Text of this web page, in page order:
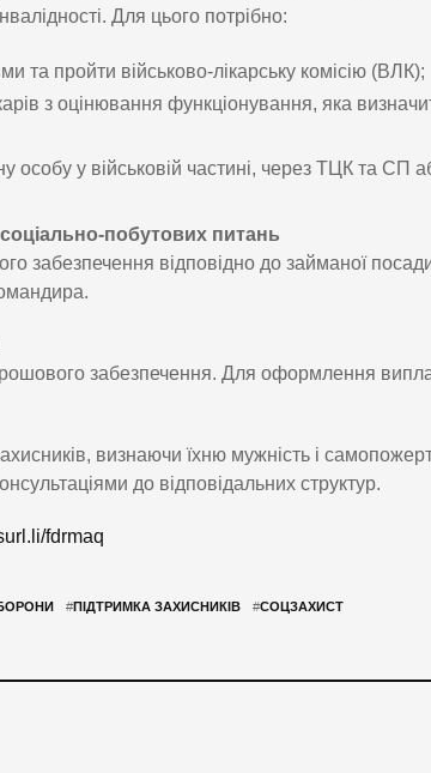
Для цього потрібно:
та пройти військово-лікарську комісію (ВЛК);
з оцінювання функціонування, яка
особу у військовій частині, через ТЦК та СП
побутових питань
забезпечення відповідно до займаної
забезпечення. Для оформлення
визнаючи їхню мужність і
до відповідальних структур.
fdrmaq
#ПІДТРИМКА ЗАХИСНИКІВ #СОЦЗАХИСТ